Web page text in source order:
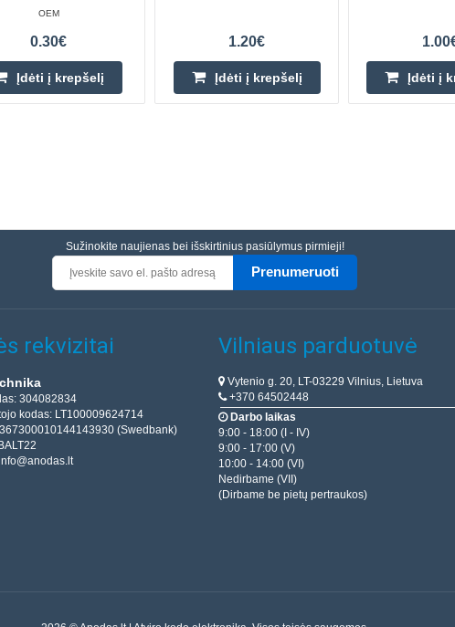
OEM
0.30€
Įdėti į krepšelį
1.20€
Įdėti į krepšelį Įdėti į
Sužinokite naujienas bei išskirtinius pasiūlymus pirmieji!
Prenumeruoti
rekvizitai
304082834
kodas: LT100009624714
(Swedbank)
Vilniaus parduotuvė
Vytenio g. 20, LT-03229 Vilnius, Lietuva
+370 64502448
Darbo laikas
9:00 - 18:00 (I - IV)
9:00 - 17:00 (V)
10:00 - 14:00 (VI)
Nedirbame (VII)
(Dirbame be pietų pertraukos)